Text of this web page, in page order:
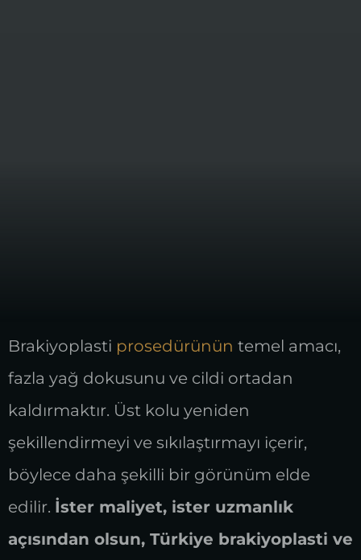
Brakiyoplasti prosedürünün temel amacı,
fazla yağ dokusunu ve cildi ortadan
kaldırmaktır. Üst kolu yeniden
şekillendirmeyi ve sıkılaştırmayı içerir,
böylece daha şekilli bir görünüm elde
edilir. İster maliyet, ister uzmanlık
açısından olsun, Türkiye brakiyoplasti ve